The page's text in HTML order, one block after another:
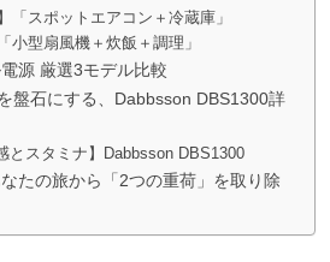
「スポットエアコン＋冷蔵庫」
小型扇風機＋炊飯＋調理」
源 厳選3モデル比較
盤石にする、Dabbsson DBS1300詳
とスタミナ】Dabbsson DBS1300
たの旅から「2つの重荷」を取り除